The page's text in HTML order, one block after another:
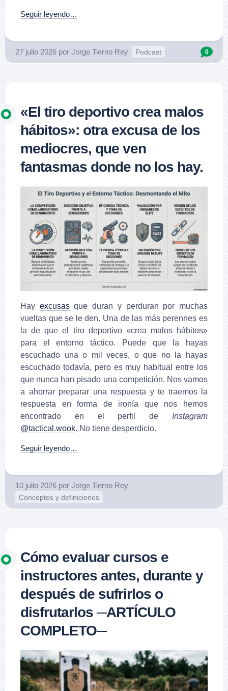
Seguir leyendo…
27 julio 2026 por Jorge Tierno Rey Podcast 0
«El tiro deportivo crea malos
hábitos»: otra excusa de los
mediocres, que ven
fantasmas donde no los hay.
Hay excusasque duran y perduran por muchas
vueltas que se le den. Una de las más perennes es
la de que el tiro deportivo «crea malos hábitos»
para el entorno táctico. Puede que la hayas
escuchado una o mil veces, o que no la hayas
escuchado todavía, pero es muy habitual entre los
que nunca han pisado una competición. Nos vamos
a ahorrar preparar una respuesta y te traemos la
respuesta en forma de ironía que nos hemos
encontrado en el perfil de Instagram
@tactical.wook. No tiene desperdicio.
Seguir leyendo…
10 julio 2026 por Jorge Tierno Rey
Conceptos y definiciones
Cómo evaluar cursos e
instructores antes, durante y
después de sufrirlos o
disfrutarlos ─ARTÍCULO
COMPLETO─